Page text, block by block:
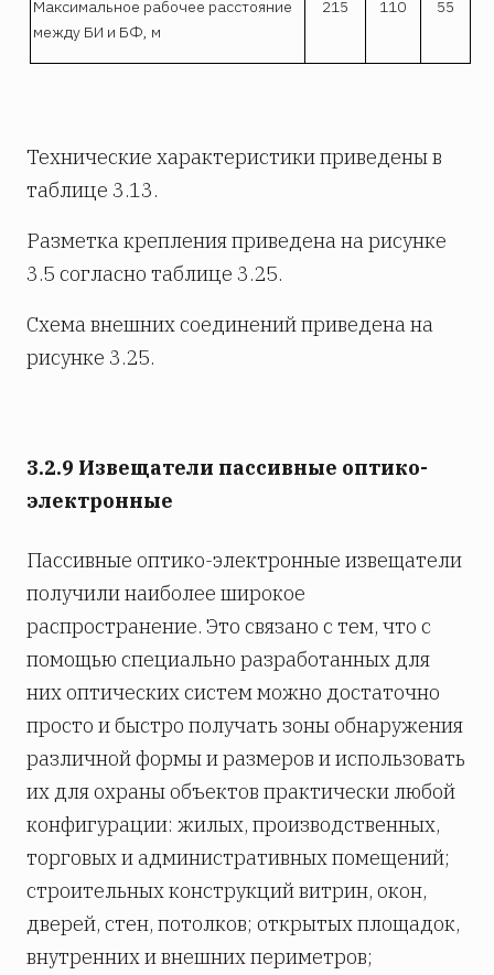
Максимальное рабочее расстояние
между БИ и БФ, м
215 110 55
Технические характеристики приведены в
таблице 3.13.
Разметка крепления приведена на рисунке
3.5 согласно таблице 3.25.
Схема внешних соединений приведена на
рисунке 3.25.
3.2.9 Извещатели пассивные оптико-
электронные
Пассивные оптико-электронные извещатели
получили наиболее широкое
распространение. Это связано с тем, что с
помощью специально разработанных для
них оптических систем можно достаточно
просто и быстро получать зоны обнаружения
различной формы и размеров и использовать
их для охраны объектов практически любой
конфигурации: жилых, производственных,
торговых и административных помещений;
строительных конструкций витрин, окон,
дверей, стен, потолков; открытых площадок,
внутренних и внешних периметров;